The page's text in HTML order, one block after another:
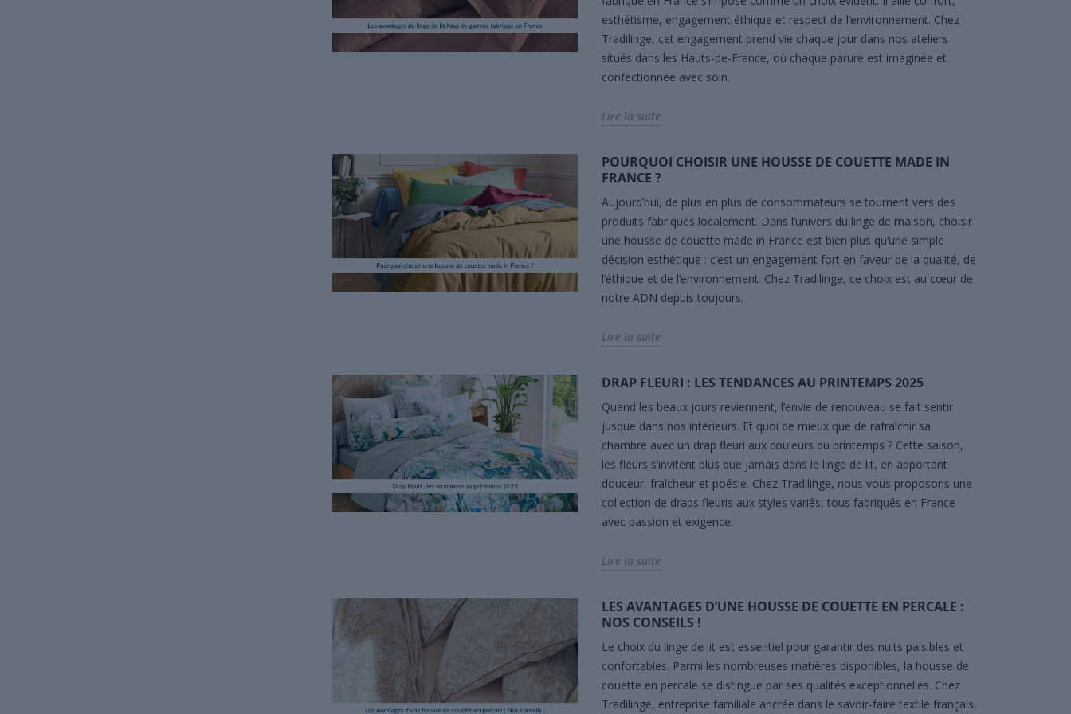
esthétisme, engagement éthique et respect de l’environnement. Chez
Tradilinge, cet engagement prend vie chaque jour dans nos ateliers
situés dans les Hauts-de-France, où chaque parure est imaginée et
confectionnée avec soin.
Lire la suite
POURQUOI CHOISIR UNE HOUSSE DE COUETTE MADE IN
FRANCE ?
Aujourd’hui, de plus en plus de consommateurs se tournent vers des
produits fabriqués localement. Dans l’univers du linge de maison, choisir
une housse de couette made in France est bien plus qu’une simple
décision esthétique : c’est un engagement fort en faveur de la qualité, de
l’éthique et de l’environnement. Chez Tradilinge, ce choix est au cœur de
notre ADN depuis toujours.
Lire la suite
DRAP FLEURI : LES TENDANCES AU PRINTEMPS 2025
Quand les beaux jours reviennent, l’envie de renouveau se fait sentir
jusque dans nos intérieurs. Et quoi de mieux que de rafraîchir sa
chambre avec un drap fleuri aux couleurs du printemps ? Cette saison,
les fleurs s’invitent plus que jamais dans le linge de lit, en apportant
douceur, fraîcheur et poésie. Chez Tradilinge, nous vous proposons une
collection de draps fleuris aux styles variés, tous fabriqués en France
avec passion et exigence.
Lire la suite
LES AVANTAGES D’UNE HOUSSE DE COUETTE EN PERCALE :
NOS CONSEILS !
Le choix du linge de lit est essentiel pour garantir des nuits paisibles et
confortables. Parmi les nombreuses matières disponibles, la housse de
couette en percale se distingue par ses qualités exceptionnelles. Chez
Tradilinge, entreprise familiale ancrée dans le savoir-faire textile français,